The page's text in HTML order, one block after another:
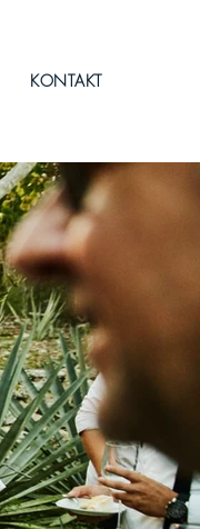
KONTAKT